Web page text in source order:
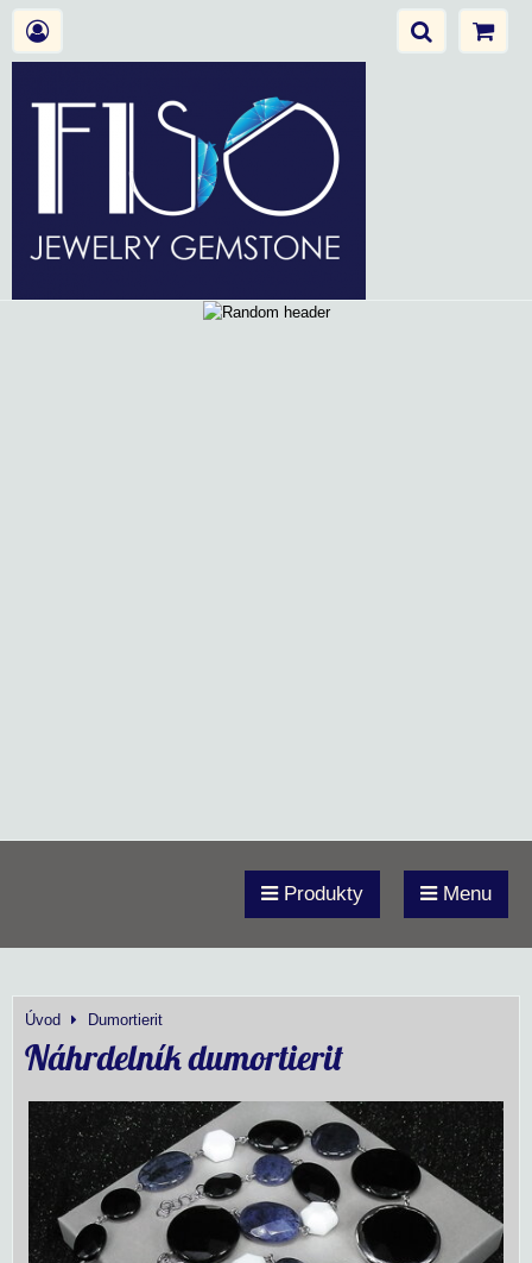
Produkty Menu
Úvod Dumortierit
Náhrdelník dumortierit